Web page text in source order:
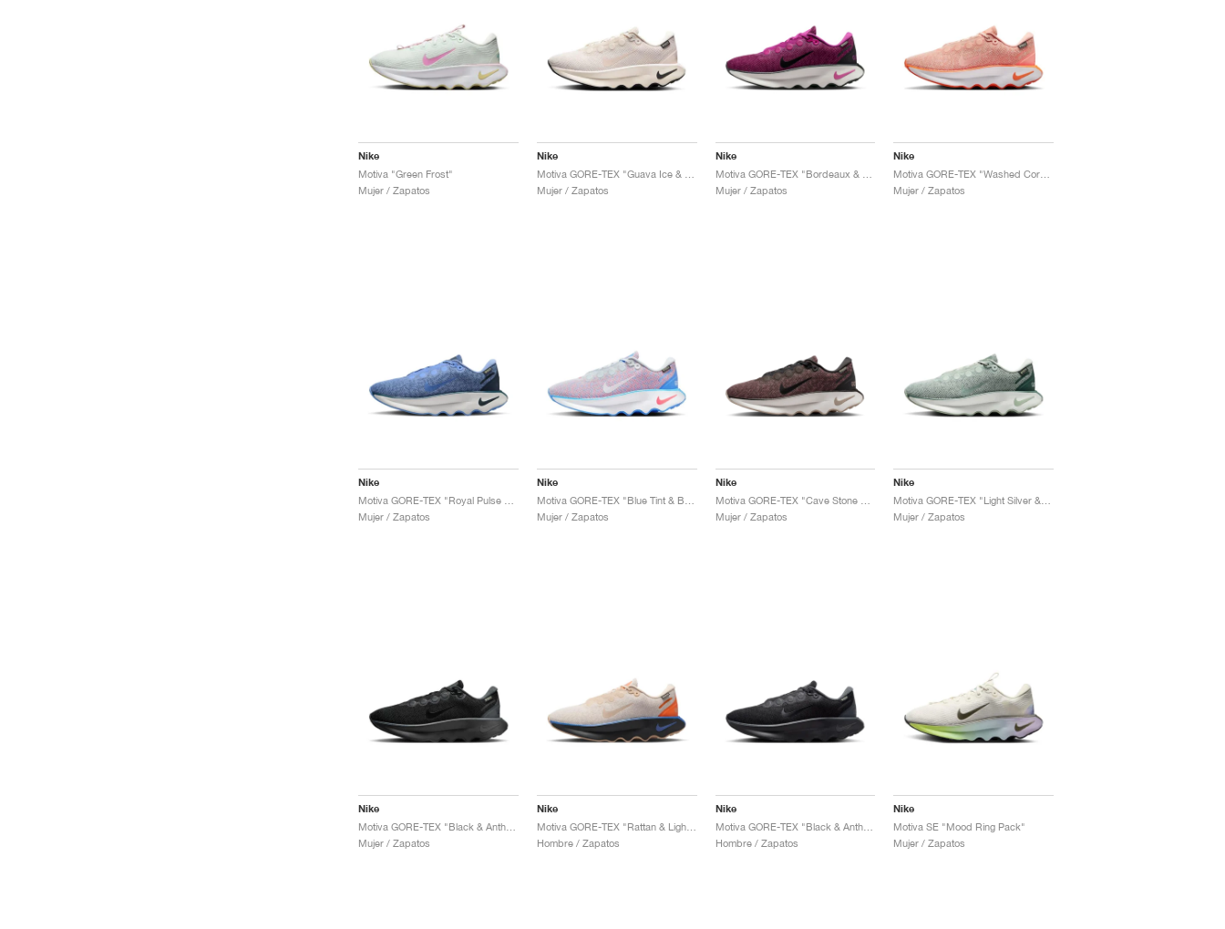
Nike
Motiva "Green Frost"
Mujer / Zapatos
Nike
Mujer / Zapatos
Nike
Mujer / Zapatos
Nike
Mujer / Zapatos
Nike
Mujer / Zapatos
Nike
Mujer / Zapatos
Nike
Mujer / Zapatos
Nike
Mujer / Zapatos
Nike
Mujer / Zapatos
Nike
Motiva GORE-TEX "Rattan & Light Orewood Brown"
Hombre / Zapatos
Nike
Motiva GORE-TEX "Black & Anthracite"
Hombre / Zapatos
Nike
Motiva SE "Mood Ring Pack"
Mujer / Zapatos